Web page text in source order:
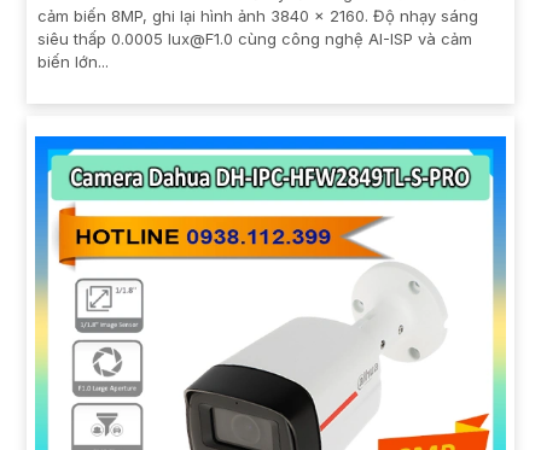
cảm biến 8MP, ghi lại hình ảnh 3840 × 2160. Độ nhạy sáng
siêu thấp 0.0005 lux@F1.0 cùng công nghệ AI-ISP và cảm
biến lớn...